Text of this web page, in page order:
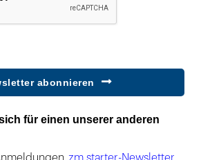
abonnieren
für einen unserer anderen